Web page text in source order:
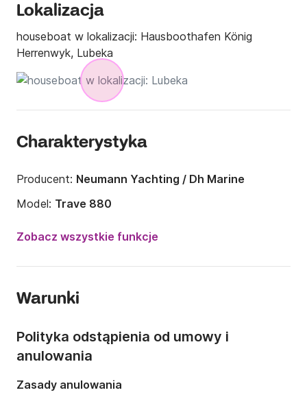
Lokalizacja
houseboat w lokalizacji: Hausboothafen König
Herrenwyk, Lubeka
Charakterystyka
Producent: Neumann Yachting / Dh Marine
Model: Trave 880
Liczba osób:
Liczba koi:4
Ilość kabin łazienkowych:
Zobacz wszystkie funkcje
Warunki
Polityka odstąpienia od umowy i
anulowania
Zasady anulowania